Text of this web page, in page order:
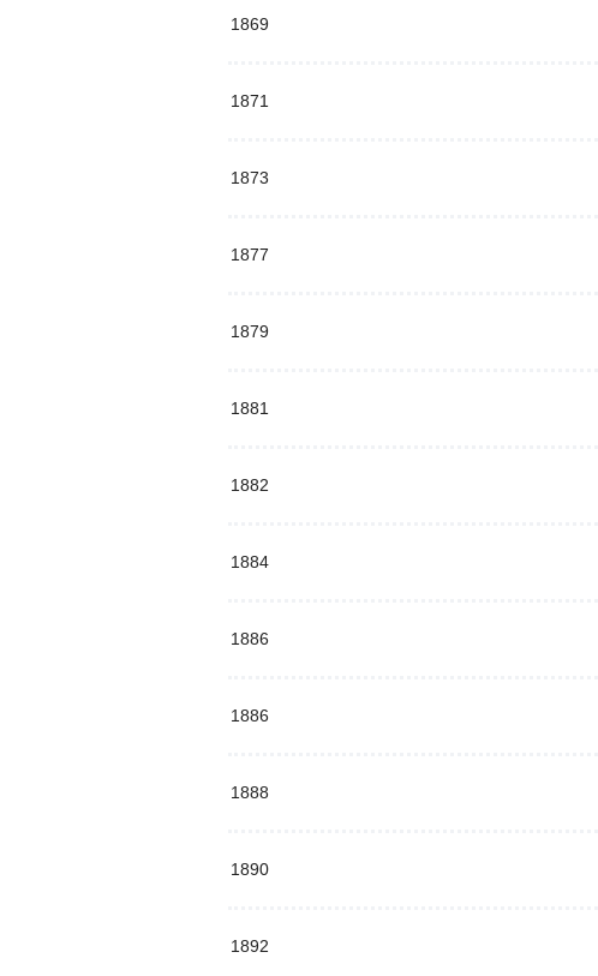
1869
1871
1873
1877
1879
1881
1882
1884
1886
1886
1888
1890
1892